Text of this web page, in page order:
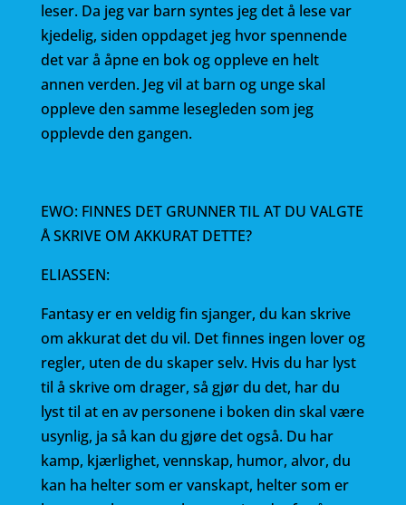
leser. Da jeg var barn syntes jeg det å lese var
kjedelig, siden oppdaget jeg hvor spennende
det var å åpne en bok og oppleve en helt
annen verden. Jeg vil at barn og unge skal
oppleve den samme lesegleden som jeg
opplevde den gangen.
EWO: FINNES DET GRUNNER TIL AT DU VALGTE
Å SKRIVE OM AKKURAT DETTE?
ELIASSEN:
Fantasy er en veldig fin sjanger, du kan skrive
om akkurat det du vil. Det finnes ingen lover og
regler, uten de du skaper selv. Hvis du har lyst
til å skrive om drager, så gjør du det, har du
lyst til at en av personene i boken din skal være
usynlig, ja så kan du gjøre det også. Du har
kamp, kjærlighet, vennskap, humor, alvor, du
kan ha helter som er vanskapt, helter som er